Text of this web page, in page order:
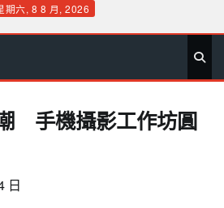
期六, 8 8 月, 2026
生 社 文 公 運 旅 政 地 專
手機攝影工作坊圓
日